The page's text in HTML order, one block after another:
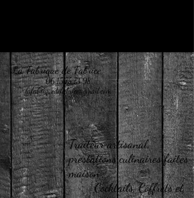
La Fabrique de Fabrice
06.15.75.73.98
lafabriquedefabrice@gmail.com
Traiteur artisanal,
prestations culinaires faites
maison
Cocktails, Coffrets et